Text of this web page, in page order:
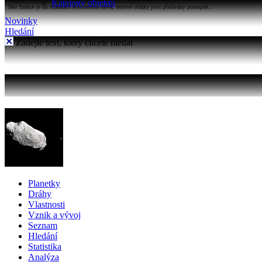
Katalogy objektů
Tato funkce je na stránkách Astronomia nová, testové otázky jsou přidávány postupně...
Novinky
Hledání
Zadejte text, který chcete hledat
Planetky
Dráhy
Vlastnosti
Vznik a vývoj
Seznam
Hledání
Statistika
Analýza